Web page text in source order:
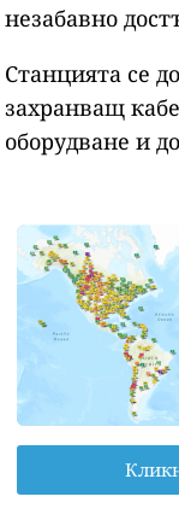
незабавно
Станцията се
захранващ
оборудване и